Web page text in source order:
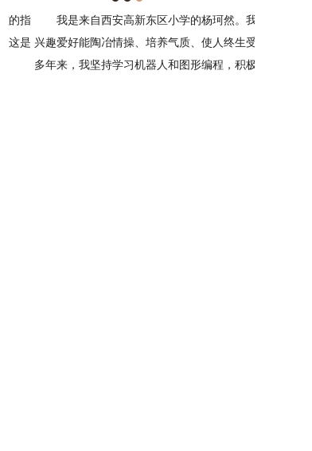
我是来自西安高新东区小学的杨珂然。我相信
兴趣爱好能陶冶情操、培养气质、使人终生受益。
多年来，我坚持学习机器人和图形编程，积极参与